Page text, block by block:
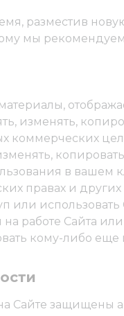
разместив
мы
изменять,
в вашем
правах и
или
работе Сайта
кому-либо еще
Сайте защищены